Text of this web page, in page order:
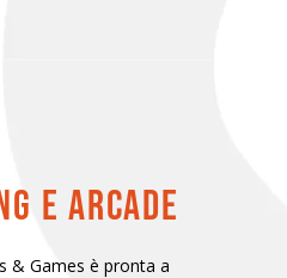
e arcade
& Games è pronta a